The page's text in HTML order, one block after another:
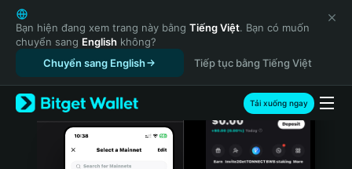
English
日本語
Tiếng Việt
Русский
Español (Latinoamérica)
Türkçe
Italiano
Bạn hiện đang xem trang này bằng Tiếng Việt. Bạn có muốn
chuyển sang English không?
Chuyển sang English
Tiếp tục bằng Tiếng Việt
Tải xuống ngay